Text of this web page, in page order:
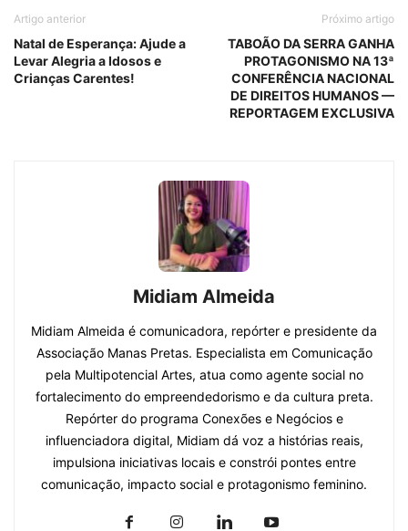
Artigo anterior
Natal de Esperança: Ajude a
Levar Alegria a Idosos e
Crianças Carentes!
Próximo artigo
TABOÃO DA SERRA GANHA
PROTAGONISMO NA 13ª
CONFERÊNCIA NACIONAL
DE DIREITOS HUMANOS —
REPORTAGEM EXCLUSIVA
Midiam Almeida
Midiam Almeida é comunicadora, repórter e presidente da
Associação Manas Pretas. Especialista em Comunicação
pela Multipotencial Artes, atua como agente social no
fortalecimento do empreendedorismo e da cultura preta.
Repórter do programa Conexões e Negócios e
influenciadora digital, Midiam dá voz a histórias reais,
impulsiona iniciativas locais e constrói pontes entre
comunicação, impacto social e protagonismo feminino.